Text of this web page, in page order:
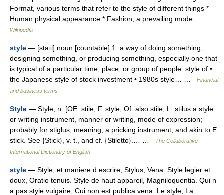
Format, various terms that refer to the style of different things *
Human physical appearance * Fashion, a prevailing mode… …
Wikipedia
style — [staɪl] noun [countable] 1. a way of doing something,
designing something, or producing something, especially one that
is typical of a particular time, place, or group of people: style of •
the Japanese style of stock investment • 1980s style… …
Financial
and business terms
Style — Style, n. [OE. stile, F. style, Of. also stile, L. stilus a style
or writing instrument, manner or writing, mode of expression;
probably for stiglus, meaning, a pricking instrument, and akin to E.
stick. See {Stick}, v. t., and cf. {Stiletto}.… …
The Collaborative
International Dictionary of English
style — Style, et maniere d escrire, Stylus, Vena. Style legier et
doux, Oratio tenuis. Style de haut appareil, Magniloquentia. Qui n
a pas style vulgaire, Cui non est publica vena. Le style, La